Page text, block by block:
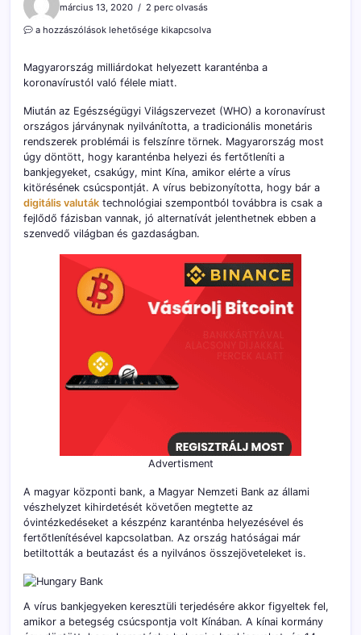
március 13, 2020
2 perc olvasás
Magyarország
helyezett
karanténba
koronavírus
miatt
bejegyzéshez
a hozzászólások lehetősége kikapcsolva
Magyarország milliárdokat helyezett karanténba a
koronavírustól való félele miatt.
Miután az Egészségügyi Világszervezet (WHO) a koronavírust
országos járványnak nyilvánította, a tradicionális monetáris
rendszerek problémái is felszínre törnek. Magyarország most
úgy döntött, hogy karanténba helyezi és fertőtleníti a
bankjegyeket, csakúgy, mint Kína, amikor elérte a vírus
kitörésének csúcspontját. A vírus bebizonyította, hogy bár a
digitális valuták technológiai szempontból továbbra is csak a
fejlődő fázisban vannak, jó alternatívát jelenthetnek ebben a
szenvedő világban és gazdaságban.
Advertisment
A magyar központi bank, a Magyar Nemzeti Bank az állami
vészhelyzet kihirdetését követően megtette az
óvintézkedéseket a készpénz karanténba helyezésével és
fertőtlenítésével kapcsolatban. Az ország hatóságai már
betiltották a beutazást és a nyilvános összejöveteleket is.
A vírus bankjegyeken keresztüli terjedésére akkor figyeltek fel,
amikor a betegség csúcspontja volt Kínában. A kínai kormány